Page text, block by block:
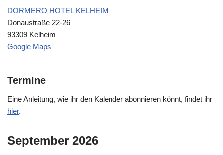
DORMERO HOTEL KELHEIM
Donaustraße 22-26
93309 Kelheim
Google Maps
Termine
Eine Anleitung, wie ihr den Kalender abonnieren könnt, findet ihr
hier.
September 2026